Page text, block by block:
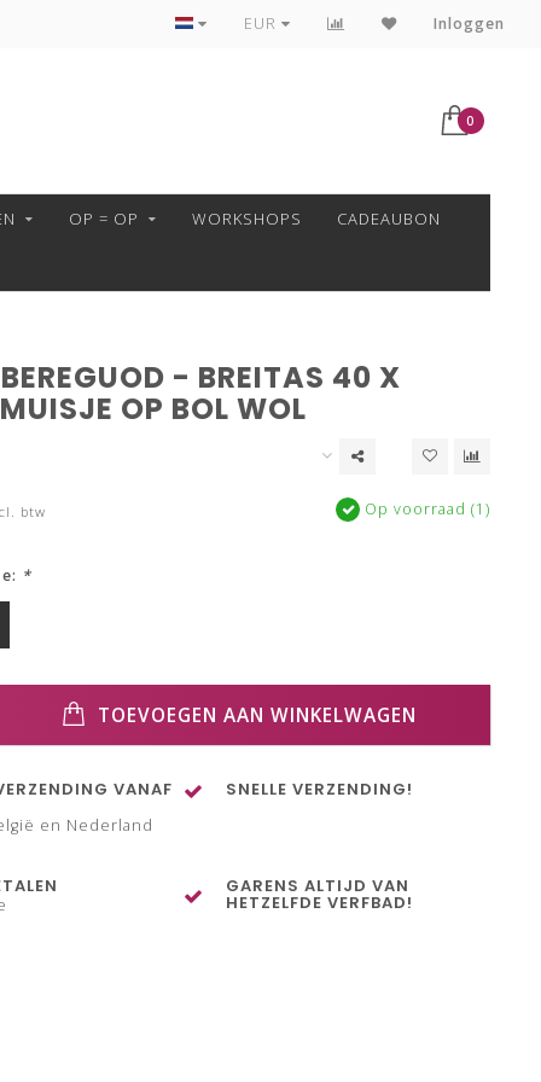
VEILIG BETALEN MET MOLLIE!
EUR Inloggen
0
OP = OP WORKSHOPS CADEAUBON
- BREITAS 40 X
OP BOL WOL
btw Op voorraad (1)
*
TOEVOEGEN AAN WINKELWAGEN
VANAF
en Nederland
SNELLE VERZENDING!
GARENS ALTIJD VAN
HETZELFDE VERFBAD!